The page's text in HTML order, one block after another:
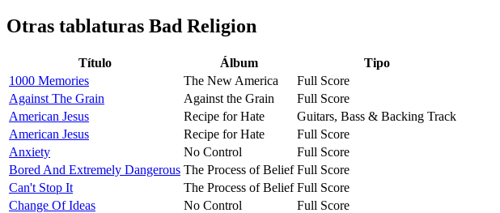
Otras tablaturas Bad Religion
Título Álbum
Tipo
1000 Memories
The New America
Full Score
Against The Grain
Against the Grain
Full Score
American Jesus
Recipe for Hate
Guitars, Bass & Backing Track
American Jesus
Recipe for Hate
Full Score
Anxiety
No Control
Full Score
Bored And Extremely Dangerous The Process of Belief Full Score
Can't Stop It
The Process of Belief Full Score
Change Of Ideas
No Control
Full Score